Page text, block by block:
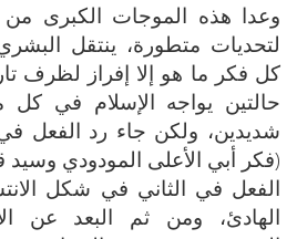
وعدا هذه الموجات الكبرى من
لتحديات متطورة، ينتقل
كل فكر ما هو إلا إفراز لظرف
حالتين يواجه الإسلام في كل
شديدين، ولكن جاء رد الفعل في
(فكر أبي الأعلى المودودي
الفعل في الثاني في شكل
الهادئ، ومن ثم البعد عن